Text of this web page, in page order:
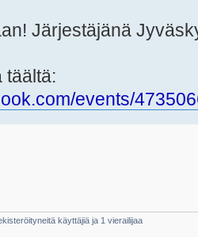
Järjestäjänä
täältä:
events/
käyttäjiä ja 1 vierailijaa